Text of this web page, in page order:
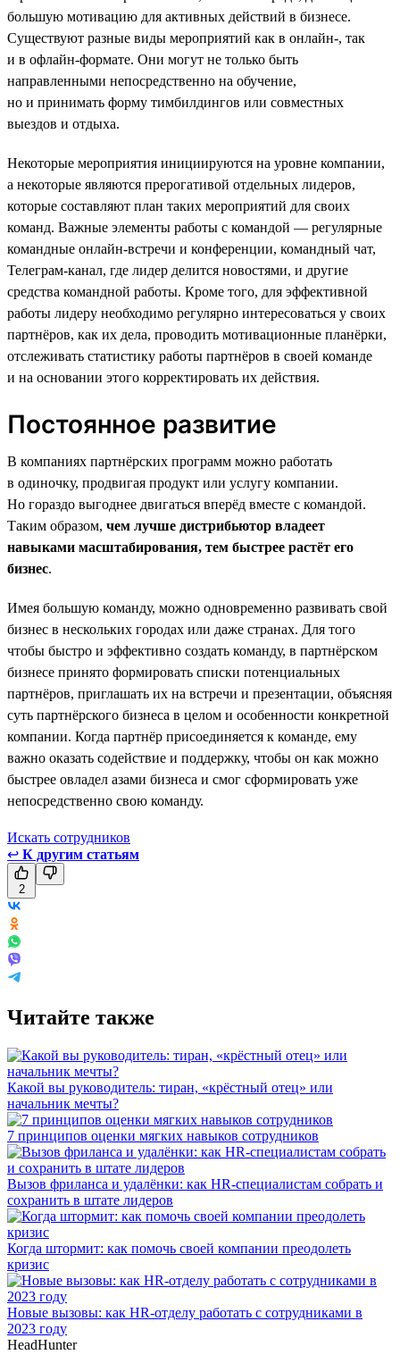
большую мотивацию для активных действий в бизнесе.
Существуют разные виды мероприятий как в онлайн-, так
и в офлайн-формате. Они могут не только быть
направленными непосредственно на обучение,
но и принимать форму тимбилдингов или совместных
выездов и отдыха.
Некоторые мероприятия инициируются на уровне компании,
а некоторые являются прерогативой отдельных лидеров,
которые составляют план таких мероприятий для своих
команд. Важные элементы работы с командой — регулярные
командные онлайн-встречи и конференции, командный чат,
Телеграм-канал, где лидер делится новостями, и другие
средства командной работы. Кроме того, для эффективной
работы лидеру необходимо регулярно интересоваться у своих
партнёров, как их дела, проводить мотивационные планёрки,
отслеживать статистику работы партнёров в своей команде
и на основании этого корректировать их действия.
Постоянное развитие
В компаниях партнёрских программ можно работать
в одиночку, продвигая продукт или услугу компании.
Но гораздо выгоднее двигаться вперёд вместе с командой.
Таким образом, чем лучше дистрибьютор владеет
навыками масштабирования, тем быстрее растёт его
бизнес.
Имея большую команду, можно одновременно развивать свой
бизнес в нескольких городах или даже странах. Для того
чтобы быстро и эффективно создать команду, в партнёрском
бизнесе принято формировать списки потенциальных
партнёров, приглашать их на встречи и презентации, объясняя
суть партнёрского бизнеса в целом и особенности конкретной
компании. Когда партнёр присоединяется к команде, ему
важно оказать содействие и поддержку, чтобы он как можно
быстрее овладел азами бизнеса и смог сформировать уже
непосредственно свою команду.
Искать сотрудников
↩ К другим статьям
2
Читайте также
Какой вы руководитель: тиран, «крёстный отец» или
начальник мечты?
7 принципов оценки мягких навыков сотрудников
Вызов фриланса и удалёнки: как HR-специалистам собрать и
сохранить в штате лидеров
Когда штормит: как помочь своей компании преодолеть
кризис
Новые вызовы: как HR-отделу работать с сотрудниками в
2023 году
HeadHunter